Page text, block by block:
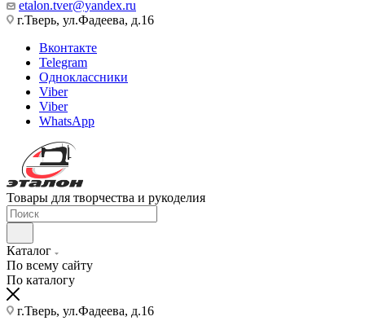
etalon.tver@yandex.ru
г.Тверь, ул.Фадеева, д.16
Вконтакте
Telegram
Одноклассники
Viber
Viber
WhatsApp
Товары для творчества и рукоделия
Каталог
По всему сайту
По каталогу
г.Тверь, ул.Фадеева, д.16